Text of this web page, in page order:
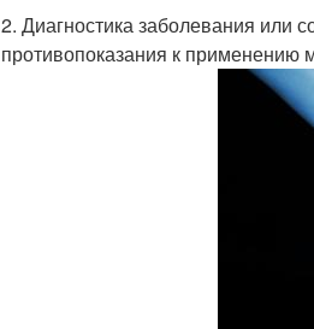
2. Диагностика заболевания или
противопоказания к применению